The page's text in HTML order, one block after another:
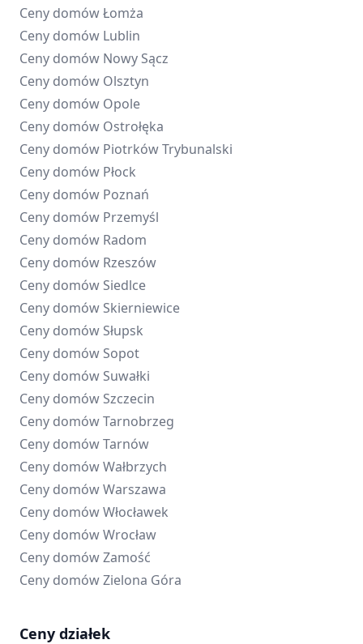
Ceny domówŁomża
Ceny domów Lublin
Ceny domów Nowy Sącz
Ceny domów Olsztyn
Ceny domów Opole
Ceny domów Ostrołęka
Ceny domów Piotrków Trybunalski
Ceny domów Płock
Ceny domów Poznań
Ceny domów Przemyśl
Ceny domów Radom
Ceny domów Rzeszów
Ceny domów Siedlce
Ceny domów Skierniewice
Ceny domów Słupsk
Ceny domów Sopot
Ceny domów Suwałki
Ceny domów Szczecin
Ceny domówTarnobrzeg
Ceny domówTarnów
Ceny domówWałbrzych
Ceny domówWarszawa
Ceny domówWłocławek
Ceny domówWrocław
Ceny domówZamość
Ceny domówZielona Góra
Ceny działek